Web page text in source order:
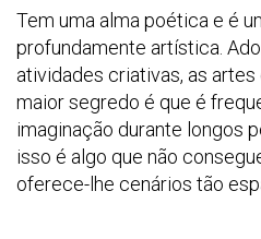
Tem uma alma poética e é
profundamente artística.
atividades criativas, as artes
maior segredo é que é
imaginação durante longos
isso é algo que não
oferece-lhe cenários tão